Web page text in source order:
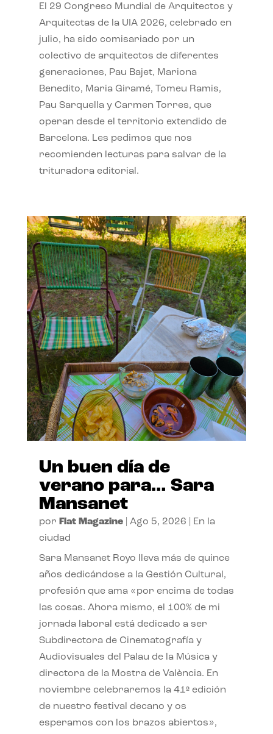
El 29 Congreso Mundial de Arquitectos y
Arquitectas de la UIA 2026, celebrado en
julio, ha sido comisariado por un
colectivo de arquitectos de diferentes
generaciones, Pau Bajet, Mariona
Benedito, Maria Giramé, Tomeu Ramis,
Pau Sarquella y Carmen Torres, que
operan desde el territorio extendido de
Barcelona. Les pedimos que nos
recomienden lecturas para salvar de la
trituradora editorial.
Un buen día de
verano para… Sara
Mansanet
por Flat Magazine| Ago 5, 2026
En la
ciudad
Sara Mansanet Royo lleva más de quince
años dedicándose a la Gestión Cultural,
profesión que ama «por encima de todas
las cosas. Ahora mismo, el 100% de mi
jornada laboral está dedicado a ser
Subdirectora de Cinematografía y
Audiovisuales del Palau de la Música y
directora de la Mostra de València. En
noviembre celebraremos la 41ª edición
de nuestro festival decano y os
esperamos con los brazos abiertos»,